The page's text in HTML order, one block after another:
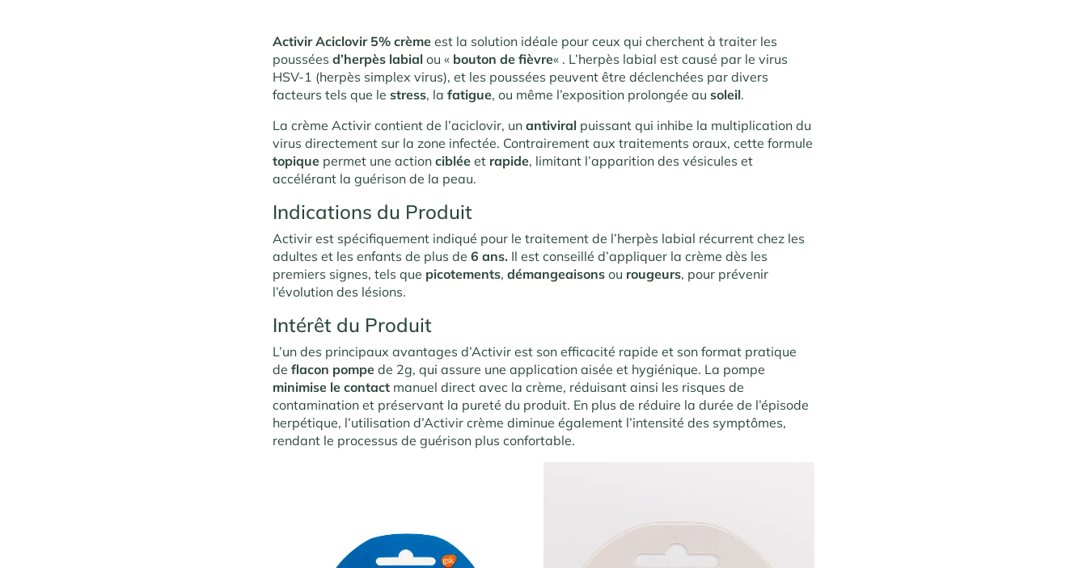
Activir Aciclovir 5% crème est la solution idéale pour ceux qui cherchent à traiter les
pousséesd’herpès labialou « bouton de fièvre« . L’herpès labial est causé par le virus
HSV-1 (herpès simplex virus), et les poussées peuvent être déclenchées par divers
facteurs tels que lestress, lafatigue, ou même l’exposition prolongée ausoleil.
La crème Activir contient de l’aciclovir, unantiviral puissant qui inhibe la multiplication du
virus directement sur la zone infectée. Contrairement aux traitements oraux, cette formule
topique permet une actioncibléeet rapide, limitant l’apparition des vésicules et
accélérant la guérison de la peau.
Indications du Produit
Activir est spécifiquement indiqué pour le traitement de l’herpès labial récurrent chez les
adultes et les enfants de plus de6 ans. Il est conseillé d’appliquer la crème dès les
premiers signes, tels que picotements,démangeaisonsou rougeurs, pour prévenir
l’évolution des lésions.
Intérêt du Produit
L’un des principaux avantages d’Activir est son efficacité rapide et son format pratique
deflacon pompe de 2g, qui assure une application aisée et hygiénique. La pompe
minimise le contact manuel direct avec la crème, réduisant ainsi les risques de
contamination et préservant la pureté du produit. En plus de réduire la durée de l’épisode
herpétique, l’utilisation d’Activir crème diminue également l’intensité des symptômes,
rendant le processus de guérison plus confortable.